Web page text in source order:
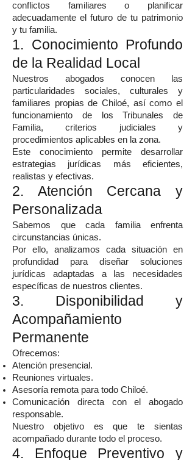
conflictos familiares o planificar
adecuadamente el futuro de tu patrimonio
y tu familia.
1. Conocimiento Profundo
de la Realidad Local
Nuestros abogados conocen las
particularidades sociales, culturales y
familiares propias de Chiloé, así como el
funcionamiento de los Tribunales de
Familia, criterios judiciales y
procedimientos aplicables en la zona.
Este conocimiento permite desarrollar
estrategias jurídicas más eficientes,
realistas y efectivas.
2. Atención Cercana y
Personalizada
Sabemos que cada familia enfrenta
circunstancias únicas.
Por ello, analizamos cada situación en
profundidad para diseñar soluciones
jurídicas adaptadas a las necesidades
específicas de nuestros clientes.
3. Disponibilidad y
Acompañamiento
Permanente
Ofrecemos:
Atención presencial.
Reuniones virtuales.
Asesoría remota para todo Chiloé.
Comunicación directa con el abogado
responsable.
Nuestro objetivo es que te sientas
acompañado durante todo el proceso.
4. Enfoque Preventivo y